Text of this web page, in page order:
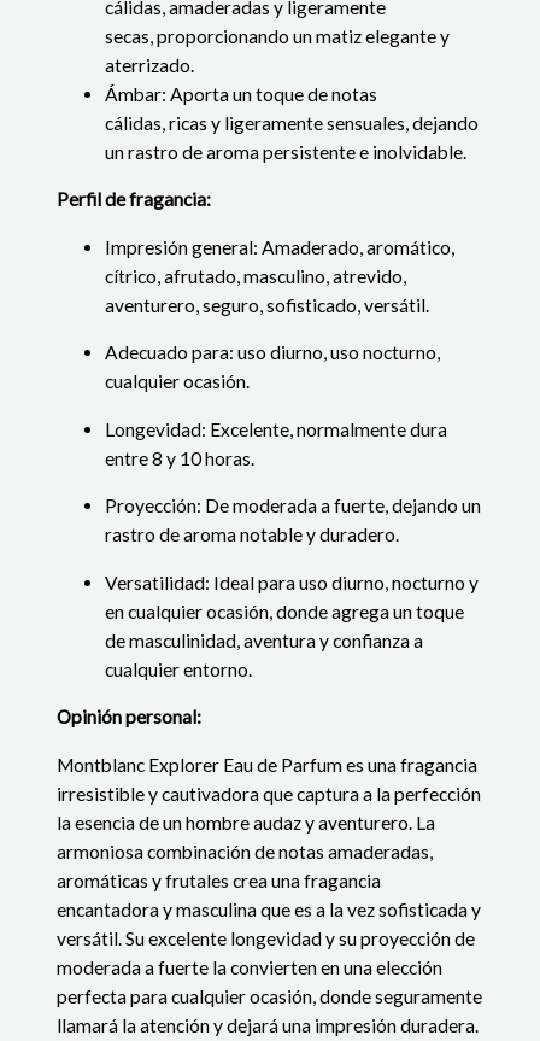
cálidas, amaderadas y ligeramente
secas, proporcionando un matiz elegante y
aterrizado.
Ámbar: Aporta un toque de notas
cálidas, ricas y ligeramente sensuales, dejando
un rastro de aroma persistente e inolvidable.
Perfil de fragancia:
Impresión general: Amaderado, aromático,
cítrico, afrutado, masculino, atrevido,
aventurero, seguro, sofisticado, versátil.
Adecuado para: uso diurno, uso nocturno,
cualquier ocasión.
Longevidad: Excelente, normalmente dura
entre 8 y 10 horas.
Proyección: De moderada a fuerte, dejando un
rastro de aroma notable y duradero.
Versatilidad: Ideal para uso diurno, nocturno y
en cualquier ocasión, donde agrega un toque
de masculinidad, aventura y confianza a
cualquier entorno.
Opinión personal:
Montblanc Explorer Eau de Parfum es una fragancia
irresistible y cautivadora que captura a la perfección
la esencia de un hombre audaz y aventurero. La
armoniosa combinación de notas amaderadas,
aromáticas y frutales crea una fragancia
encantadora y masculina que es a la vez sofisticada y
versátil. Su excelente longevidad y su proyección de
moderada a fuerte la convierten en una elección
perfecta para cualquier ocasión, donde seguramente
llamará la atención y dejará una impresión duradera.